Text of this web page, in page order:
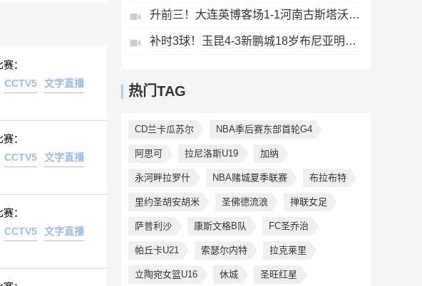
：
CCTV5 文字直播
：
CCTV5 文字直播
：
CCTV5 文字直播
升前三！大连英博客场1-1河南古斯塔沃破门19岁杨铭锐替补扳平
补时3球！玉昆4-3新鹏城18岁布尼亚明传射侯永永乌龙卡约绝杀
热门TAG
CD兰卡瓜苏尔 NBA季后赛东部首轮G4
阿思可 拉尼洛斯U19 加纳
永河畔拉罗什 NBA赌城夏季联赛 布拉布特
里约圣胡安胡米 圣佛德流浪 掸联女足
萨普利沙 康斯文格B队 FC圣乔治
帕丘卡U21 索瑟尔内特 拉克莱里
立陶宛女篮U16 休城 圣旺红星